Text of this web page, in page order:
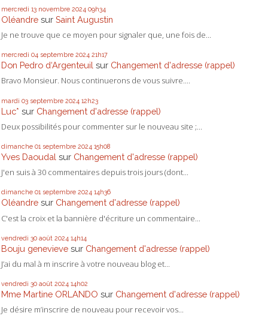
mercredi 13 novembre 2024 09h34
Oléandre sur Saint Augustin
Je ne trouve que ce moyen pour signaler que, une fois de...
mercredi 04 septembre 2024 21h17
Don Pedro d‘Argenteuil sur Changement d'adresse (rappel)
Bravo Monsieur. Nous continuerons de vous suivre....
mardi 03 septembre 2024 12h23
Luc* sur Changement d'adresse (rappel)
Deux possibilités pour commenter sur le nouveau site ;...
dimanche 01 septembre 2024 15h08
Yves Daoudal sur Changement d'adresse (rappel)
J'en suis à 30 commentaires depuis trois jours (dont...
dimanche 01 septembre 2024 14h36
Oléandre sur Changement d'adresse (rappel)
C'est la croix et la bannière d'écriture un commentaire...
vendredi 30 août 2024 14h14
Bouju genevieve sur Changement d'adresse (rappel)
J’ai du mal à m inscrire à votre nouveau blog et...
vendredi 30 août 2024 14h02
Mme Martine ORLANDO sur Changement d'adresse (rappel)
Je désire m’inscrire de nouveau pour recevoir vos...